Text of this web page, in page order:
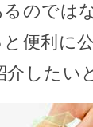
のでは
便利に
したい